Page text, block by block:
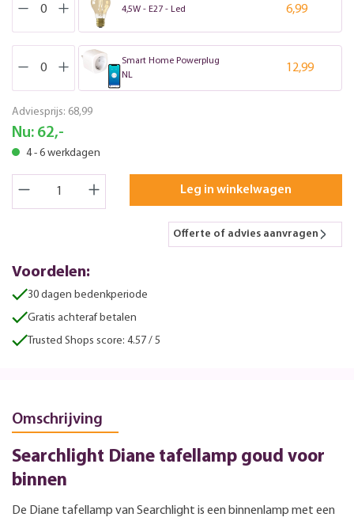
4,5W - E27 - Led 6,99
Smart Home Powerplug
NL
12,99
Adviesprijs: 68,99
Nu: 62,-
4 - 6 werkdagen
Leg in winkelwagen
Offerte of advies aanvragen
Voordelen:
30 dagen bedenkperiode
Gratis achteraf betalen
Trusted Shops score: 4.57 / 5
Omschrijving
Searchlight Diane tafellamp goud voor
binnen
De Diane tafellamp van Searchlight is een binnenlamp met een